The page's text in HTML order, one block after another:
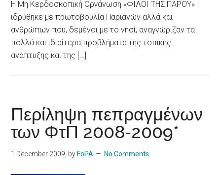
Η Μη Κερδοσκοπική Οργάνωση «ΦΙΛΟΙ ΤΗΣ ΠΑΡΟΥ»
ιδρύθηκε με πρωτοβουλία Παριανών αλλά και
ανθρώπων που, δεμένοι με το νησί, αναγνώριζαν τα
πολλά και ιδιαίτερα προβλήματα της τοπικής
ανάπτυξης και της […]
Περίληψη πεπραγμένων
των ΦτΠ 2008‐2009*
1 December 2009, by FoPA No Comments